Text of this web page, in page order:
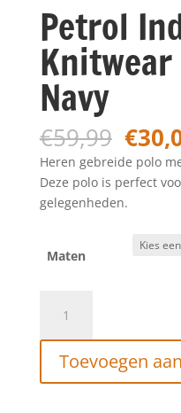
Petrol
Knitwear
Navy
€59,99
prijs
was:
€
Heren gebreide polo
Deze polo is perfect
gelegenheden.
Maten
Industries
Knitwear
Polo
Royal
Toevoegen